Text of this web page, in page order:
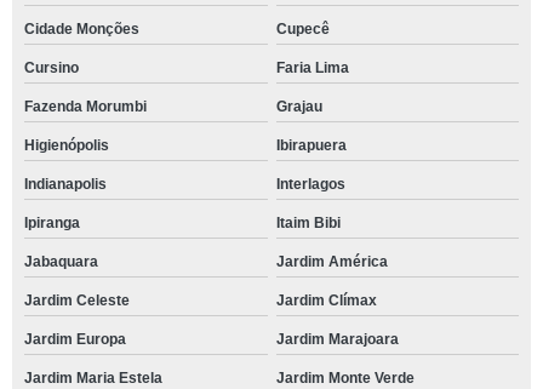
Cidade Monções Cupecê
Cursino Faria Lima
Fazenda Morumbi Grajau
Higienópolis Ibirapuera
Indianapolis Interlagos
Ipiranga Itaim Bibi
Jabaquara Jardim América
Jardim Celeste Jardim Clímax
Jardim Europa Jardim Marajoara
Jardim Maria Estela Jardim Monte Verde